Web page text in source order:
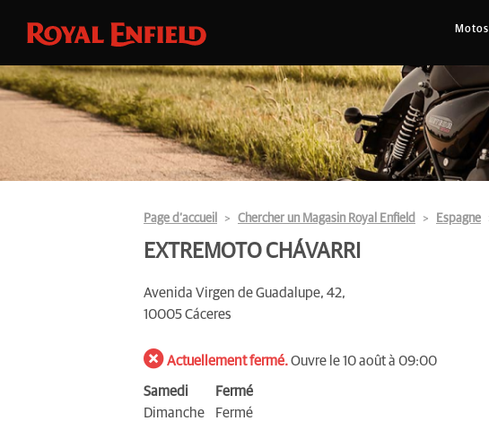
Motos
Page d’accueil Chercher un Magasin Royal Enfield Espagne
EXTREMOTO CHÁVARRI
Avenida Virgen de Guadalupe, 42,
10005 Cáceres
Actuellement fermé.Ouvre le 10 août à 09:00
Samedi
Fermé
Dimanche
Fermé